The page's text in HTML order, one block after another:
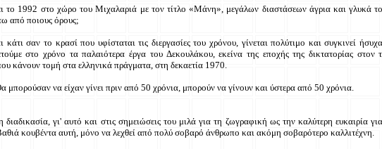
1992 στο χώρο του Μιχαλαριά με τον τίτλο «Μάνη», μεγάλων διαστάσεων άγρια και γλυκά
από ποιους όρους;
σαν το κρασί που υφίσταται τις διεργασίες του χρόνου, γίνεται πολύτιμο και συγκινεί
στο χρόνο τα παλαιότερα έργα του Δεκουλάκου, εκείνα της εποχής της δικτατορίας στον
κάνουν τομή στα ελληνικά πράγματα, στη δεκαετία 1970.
να είχαν γίνει πριν από 50 χρόνια, μπορούν να γίνουν και ύστερα από 50 χρόνια.
γι' αυτό και στις σημειώσεις του μιλά για τη ζωγραφική ως την καλύτερη ευκαιρία
κουβέντα αυτή, μόνο να λεχθεί από πολύ σοβαρό άνθρωπο και ακόμη σοβαρότερο καλλιτέχνη.